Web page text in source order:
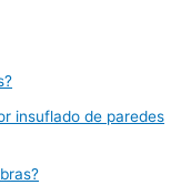
insuflado de paredes